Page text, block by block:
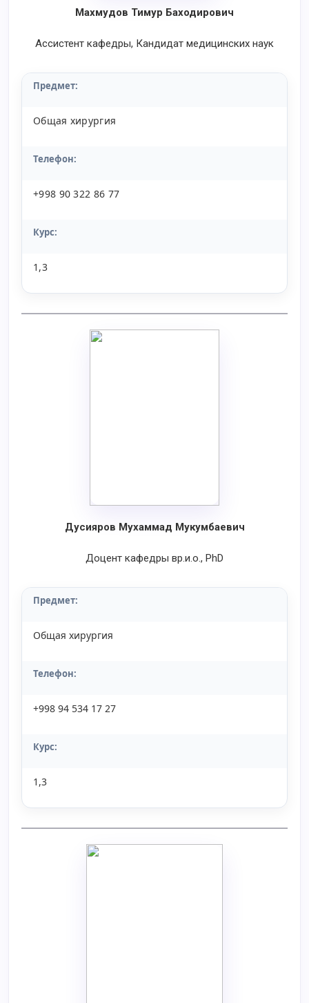
Махмудов Тимур Баходирович
Ассистент кафедры, Кандидат медицинских наук
Предмет:
Общая хирургия
Телефон:
+998 90 322 86 77
Курс:
1,3
Дусияров Мухаммад Мукумбаевич
Доцент кафедры вр.и.о., PhD
Предмет:
Общая хирургия
Телефон:
+998 94 534 17 27
Курс:
1,3